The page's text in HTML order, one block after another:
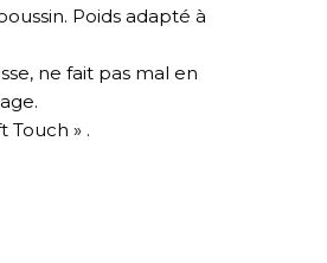
Poids adapté à
ne fait pas mal en
» .